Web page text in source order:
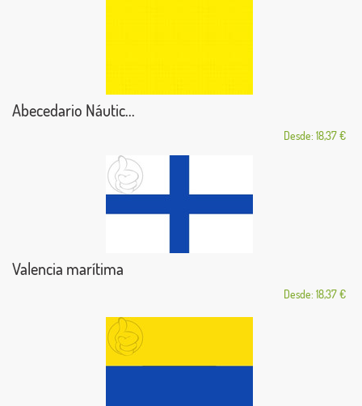
Abecedario Náutic...
Desde: 18,37 €
Valencia marítima
Desde: 18,37 €